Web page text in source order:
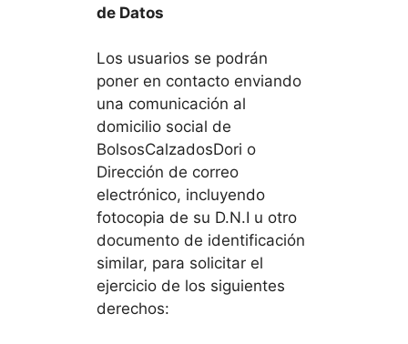
de Datos
Los usuarios se podrán
poner en contacto enviando
una comunicación al
domicilio social de
BolsosCalzadosDori o
Dirección de correo
electrónico, incluyendo
fotocopia de su D.N.I u otro
documento de identificación
similar, para solicitar el
ejercicio de los siguientes
derechos: